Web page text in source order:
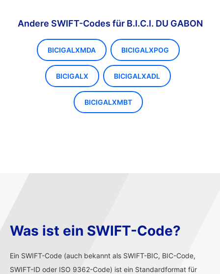
Andere SWIFT-Codes für B.I.C.I. DU GABON
BICIGALXMDA BICIGALXPOG
BICIGALX BICIGALXADL
BICIGALXMBT
Was ist ein SWIFT-Code?
Ein SWIFT-Code (auch bekannt als SWIFT-BIC, BIC-Code,
SWIFT-ID oder ISO 9362-Code) ist ein Standardformat für